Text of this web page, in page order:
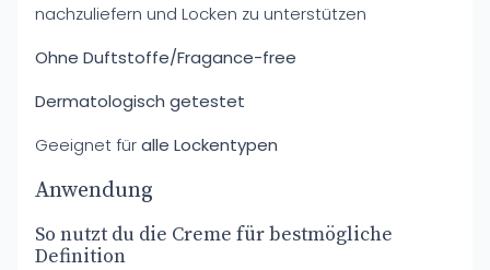
nachzuliefern und Locken zu unterstützen
Ohne Duftstoffe/Fragance-free
Dermatologisch getestet
Geeignet füralle Lockentypen
Anwendung
So nutzt du die Creme für bestmögliche
Definition